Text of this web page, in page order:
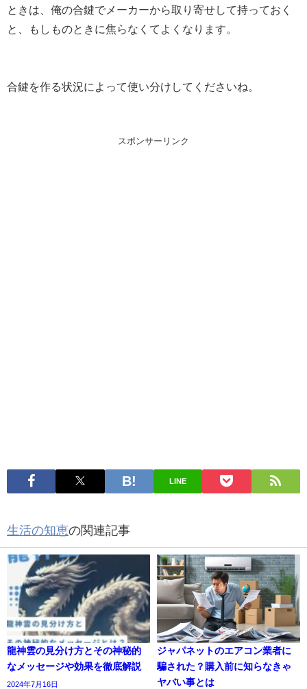
ときは、俺の合鍵でメーカーから取り寄せして持っておく
と、もしものときに焦らなくてよくなります。
合鍵を作る状況によって使い分けしてくださいね。
スポンサーリンク
LINE
生活の知恵の関連記事
龍神雲の見分け方とその神秘的
なメッセージや効果を徹底解説
2024年7月16日
ジャパネットのエアコン業者に
騙された？購入前に知らなきゃ
ヤバい事とは